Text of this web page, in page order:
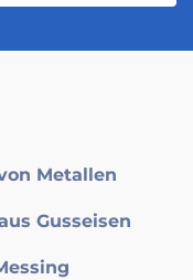
Metallen
Gusseisen